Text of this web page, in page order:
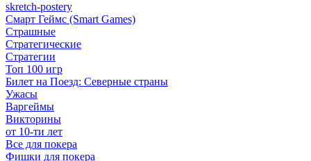
skretch-postery
Смарт Геймс (Smart Games)
Страшные
Стратегические
Стратегии
Топ 100 игр
Билет на Поезд: Северные страны
Ужасы
Варгеймы
Викторины
от 10-ти лет
Все для покера
Фишки для покера